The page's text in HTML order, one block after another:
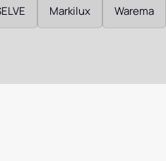
Markilux Warema